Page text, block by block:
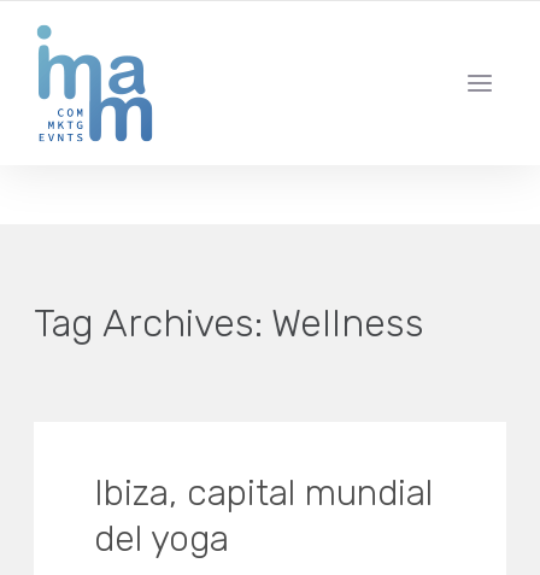
IBIZA · MADRID · BARCELONA
Tag Archives: Wellness
Ibiza, capital mundial
del yoga